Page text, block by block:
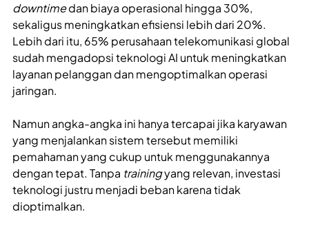
downtimedan biaya operasional hingga 30%,
sekaligus meningkatkan efisiensi lebih dari 20%.
Lebih dari itu, 65% perusahaan telekomunikasi global
sudah mengadopsi teknologi AI untuk meningkatkan
layanan pelanggan dan mengoptimalkan operasi
jaringan.
Namun angka-angka ini hanya tercapai jika karyawan
yang menjalankan sistem tersebut memiliki
pemahaman yang cukup untuk menggunakannya
dengan tepat. Tanpa trainingyang relevan, investasi
teknologi justru menjadi beban karena tidak
dioptimalkan.